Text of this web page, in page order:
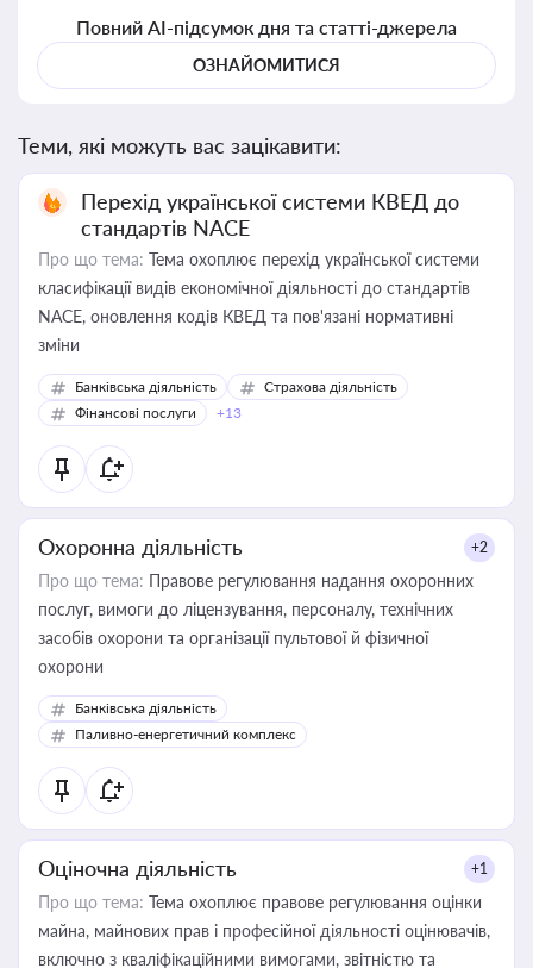
Повний AI-підсумок дня та статті-джерела
ОЗНАЙОМИТИСЯ
Теми, які можуть вас зацікавити:
Перехід української системи КВЕД до
стандартів NACE
Про що тема: Тема охоплює перехід української системи
класифікації видів економічної діяльності до стандартів
NACE, оновлення кодів КВЕД та пов'язані нормативні
зміни
Банківська діяльність
Страхова діяльність
Фінансові послуги
+13
Охоронна діяльність +2
Про що тема: Правове регулювання надання охоронних
послуг, вимоги до ліцензування, персоналу, технічних
засобів охорони та організації пультової й фізичної
охорони
Банківська діяльність
Паливно-енергетичний комплекс
Оціночна діяльність +1
Про що тема: Тема охоплює правове регулювання оцінки
майна, майнових прав і професійної діяльності оцінювачів,
включно з кваліфікаційними вимогами, звітністю та